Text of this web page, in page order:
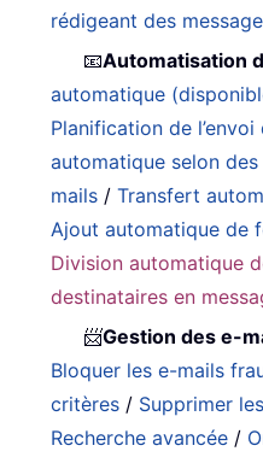
rédigeant des
📧Automatisation
automatique
Planification de l’envoi
automatique selon des
mails /Transfert
Ajout automatique de
Division automatique
destinataires en
📨Gestion des e-
Bloquer les e-mails
critères / Supprimer
Recherche avancée /